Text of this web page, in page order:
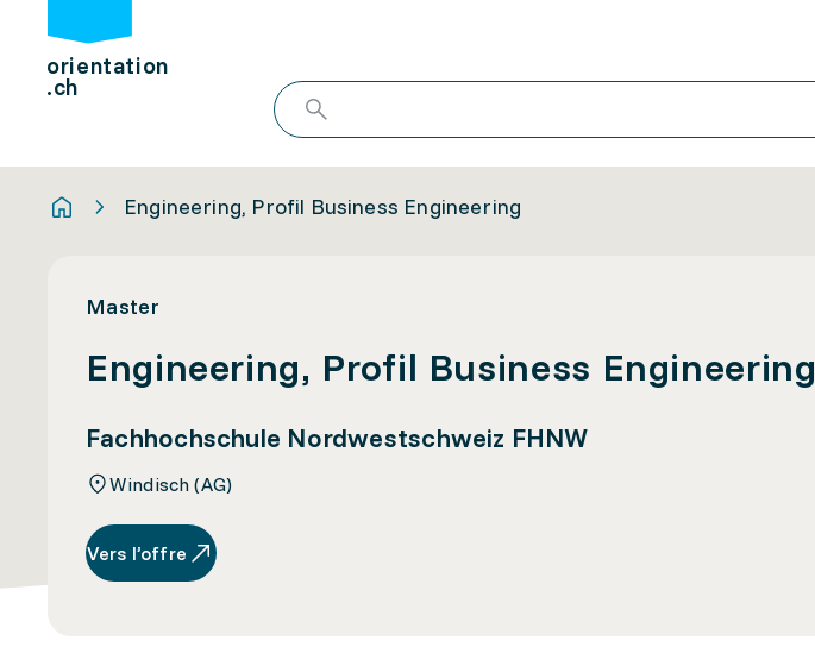
orientation
.ch
Engineering, Profil Business Engineering
Master
Engineering, Profil Business Engineering
Fachhochschule Nordwestschweiz FHNW
Windisch (AG)
Vers l’offre